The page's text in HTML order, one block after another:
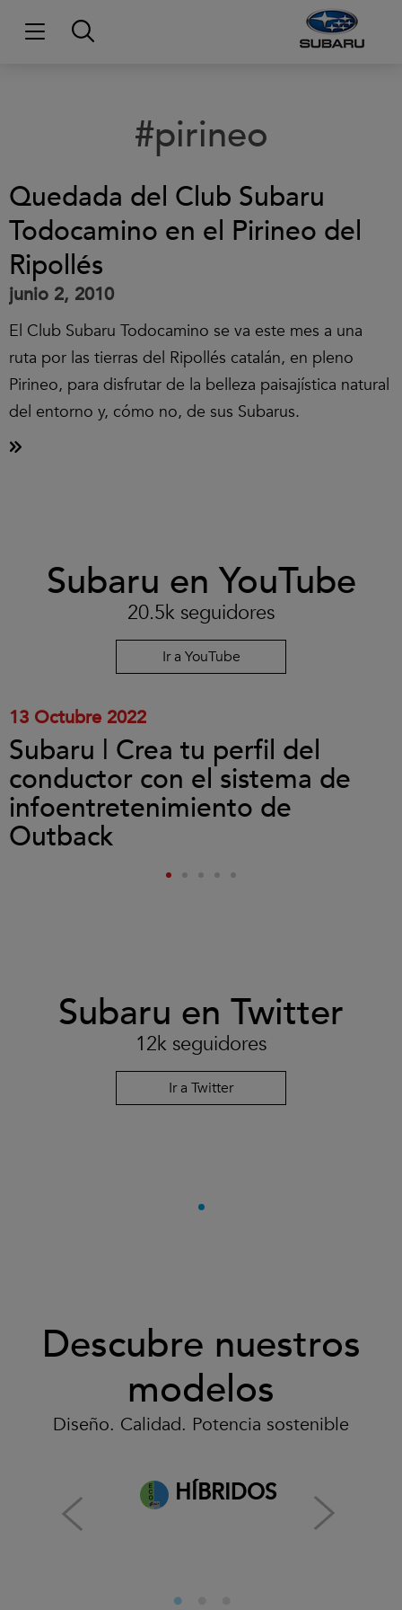
#pirineo
Quedada del Club Subaru
Todocamino en el Pirineo del
Ripollés
junio 2, 2010
El Club Subaru Todocamino se va este mes a una
ruta por las tierras del Ripollés catalán, en pleno
Pirineo, para disfrutar de la belleza paisajística natural
del entorno y, cómo no, de sus Subarus.
Subaru en YouTube
20.5k seguidores
Ir a YouTube
aceptar
13 Octubre 2022
Subaru | Crea tu perfil del
conductor con el sistema de
infoentretenimiento de
Outback
Subaru en Twitter
12k seguidores
Ir a Twitter
Descubre nuestros
modelos
Diseño. Calidad. Potencia sostenible
HÍBRIDOS